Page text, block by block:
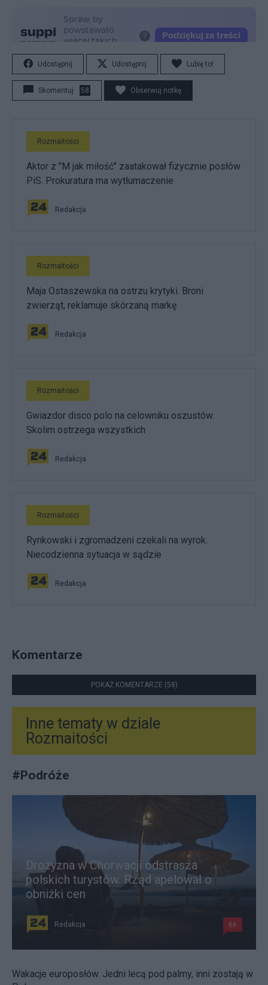
Udostępnij Udostępnij Lubię to!
Skomentuj 58 Obserwuj notkę
Rozmaitości
Aktor z "M jak miłość" zaatakował fizycznie posłów
PiS. Prokuratura ma wytłumaczenie
Redakcja
Rozmaitości
Maja Ostaszewska na ostrzu krytyki. Broni
zwierząt, reklamuje skórzaną markę
Redakcja
Rozmaitości
Gwiazdor disco polo na celowniku oszustów.
Skolim ostrzega wszystkich
Redakcja
Rozmaitości
Rynkowski i zgromadzeni czekali na wyrok.
Niecodzienna sytuacja w sądzie
Redakcja
Komentarze
POKAŻ KOMENTARZE (58)
Inne tematy w dziale
Rozmaitości
#Podróże
Drożyzna w Chorwacji odstrasza
polskich turystów. Rząd apelował o
obniżki cen
Redakcja 66
Wakacje europosłów. Jedni lecą pod palmy, inni zostają w